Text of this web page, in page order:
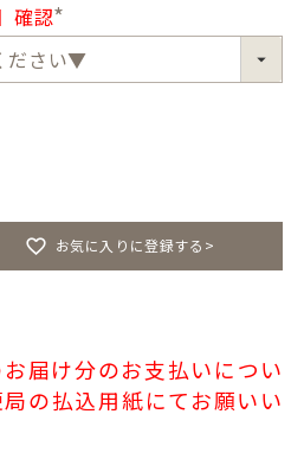
確認
(
必
須
お気に入りに登録する>
お届け分のお支払いについ
の払込用紙にてお願いい